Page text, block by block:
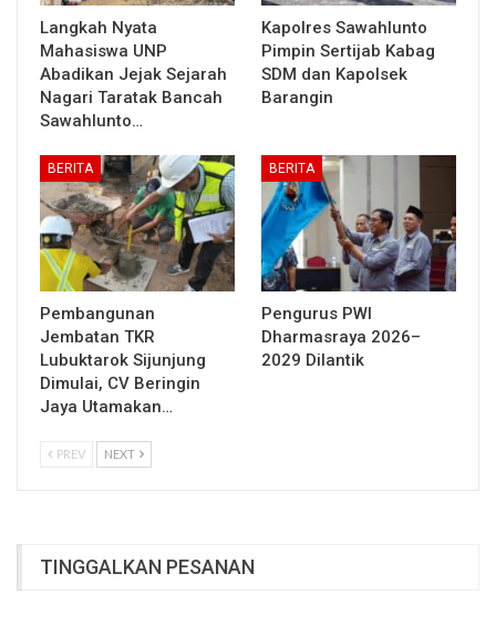
Langkah Nyata
Mahasiswa UNP
Abadikan Jejak Sejarah
Nagari Taratak Bancah
Sawahlunto…
Kapolres Sawahlunto
Pimpin Sertijab Kabag
SDM dan Kapolsek
Barangin
BERITA
Pembangunan
Jembatan TKR
Lubuktarok Sijunjung
Dimulai, CV Beringin
Jaya Utamakan…
BERITA
Pengurus PWI
Dharmasraya 2026–
2029 Dilantik
PREV NEXT
TINGGALKAN PESANAN